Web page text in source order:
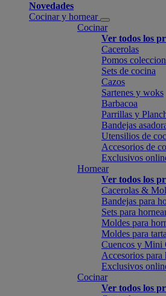
Novedades
Cocinar y hornear
Cocinar
Ver todos los
Cacerolas
Pomos
Sets de cocina
Cazos
Sartenes y woks
Barbacoa
Parrillas y
Bandejas
Utensilios de
Accesorios de
Exclusivos
Hornear
Ver todos los
Cacerolas &
Bandejas para
Sets para
Moldes para
Moldes para
Cuencos y Mini
Accesorios para
Exclusivos
Cocinar
Ver todos los